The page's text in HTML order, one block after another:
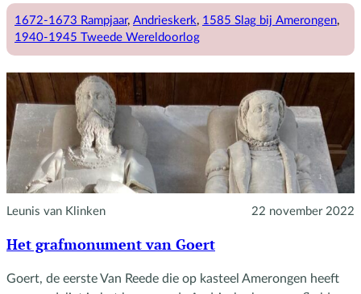
Andrieskerk
in
oorlog
1672-1673 Rampjaar, Andrieskerk, 1585 Slag bij Amerongen
1940-1945 Tweede Wereldoorlog
Leunis van Klinken 22 november 2022
Het grafmonument van Goert
Goert, de eerste Van Reede die op kasteel Amerongen heeft